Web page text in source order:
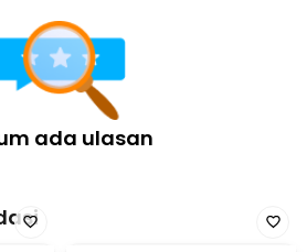
Proses pembersihan yang praktis ini
kebersihan alat agar setiap seduhan kopi
untuk pembelian produk ini:
ada ulasan